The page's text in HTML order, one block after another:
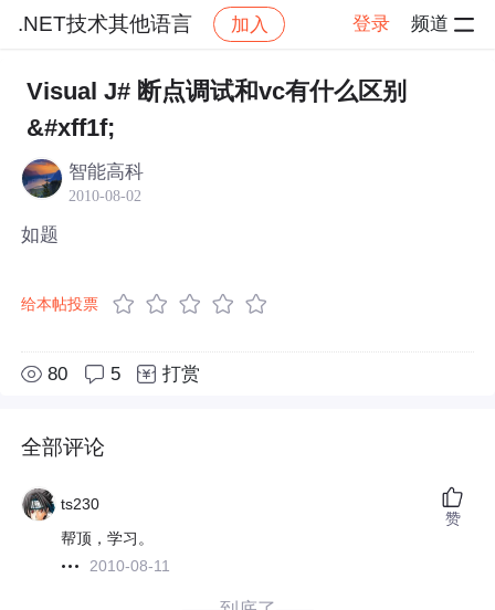
.NET技术其他语言 加入 登录 频道
社区 .NET技术其他语言 帖子详情
Visual J# 断点调试和vc有什么区别
&#xff1f;
智能高科
2010-08-02
如题
给本帖投票
80 5 打赏
全部评论
ts230
帮顶，学习。
2010-08-11
赞